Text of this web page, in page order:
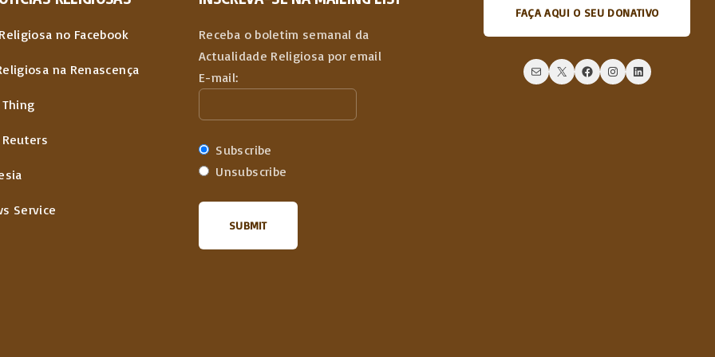
no Facebook
na Renascença
Service
Receba o boletim semanal da
Actualidade Religiosa por email
E-mail:
Subscribe
Unsubscribe
FAÇA AQUI O SEU DONATIVO
Mail X Facebook Instagram LinkedIn